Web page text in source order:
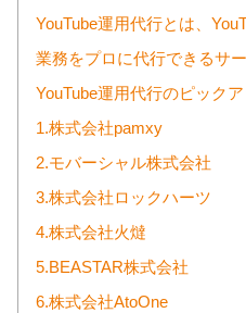
YouTube運用代行とは、
業務をプロに代行できるサ
YouTube運用代行のピック
1.株式会社pamxy
2.モバーシャル株式会社
3.株式会社ロックハーツ
4.株式会社火燵
5.BEASTAR株式会社
6.株式会社AtoOne